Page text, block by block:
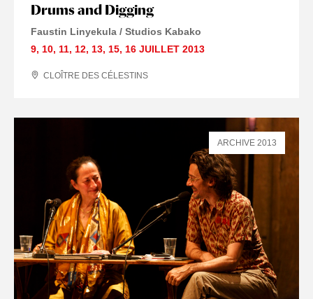
Drums and Digging
Faustin Linyekula / Studios Kabako
9, 10, 11, 12, 13, 15, 16 JUILLET 2013
CLOÎTRE DES CÉLESTINS
ARCHIVE 2013